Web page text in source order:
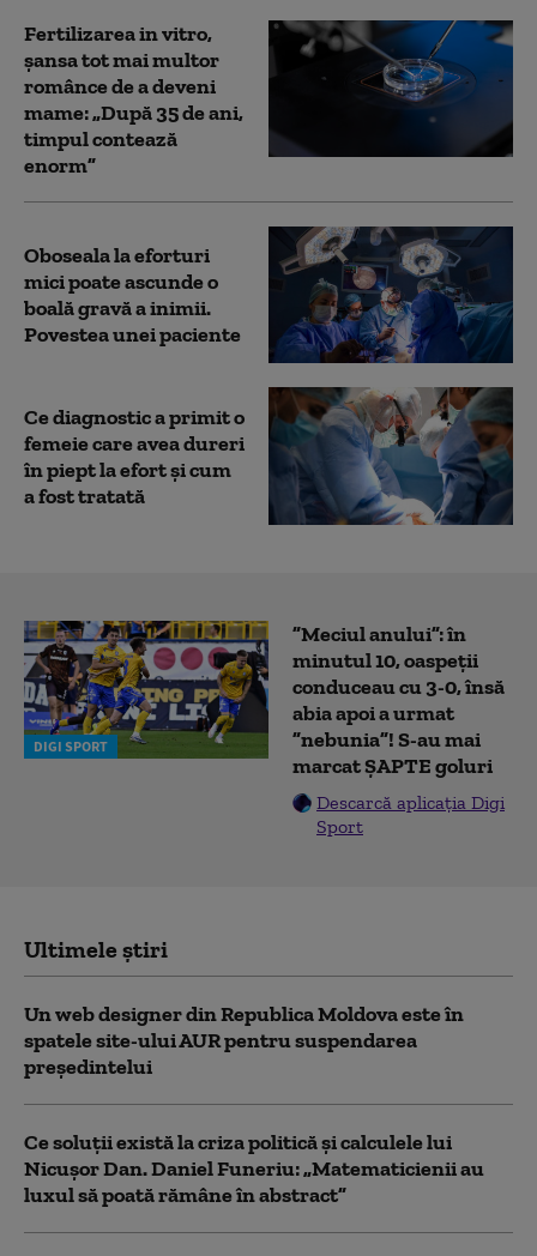
Fertilizarea in vitro,
șansa tot mai multor
românce de a deveni
mame: „După 35 de ani,
timpul contează
enorm”
Oboseala la eforturi
mici poate ascunde o
boală gravă a inimii.
Povestea unei paciente
Ce diagnostic a primit o
femeie care avea dureri
în piept la efort și cum
a fost tratată
DIGI SPORT
”Meciul anului”: în
minutul 10, oaspeții
conduceau cu 3-0, însă
abia apoi a urmat
”nebunia”! S-au mai
marcat ȘAPTE goluri
Descarcă aplicația Digi
Sport
Ultimele știri
Un web designer din Republica Moldova este în
spatele site-ului AUR pentru suspendarea
președintelui
Ce soluții există la criza politică și calculele lui
Nicușor Dan. Daniel Funeriu: „Matematicienii au
luxul să poată rămâne în abstract”